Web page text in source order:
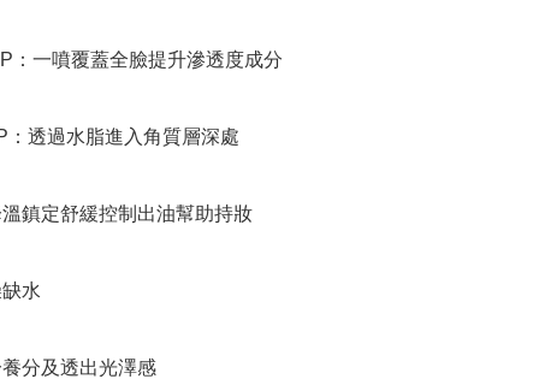
：一噴覆蓋全臉提升滲透度成分
：透過水脂進入角質層深處
鎮定舒緩控制出油幫助持妝
水
分及透出光澤感